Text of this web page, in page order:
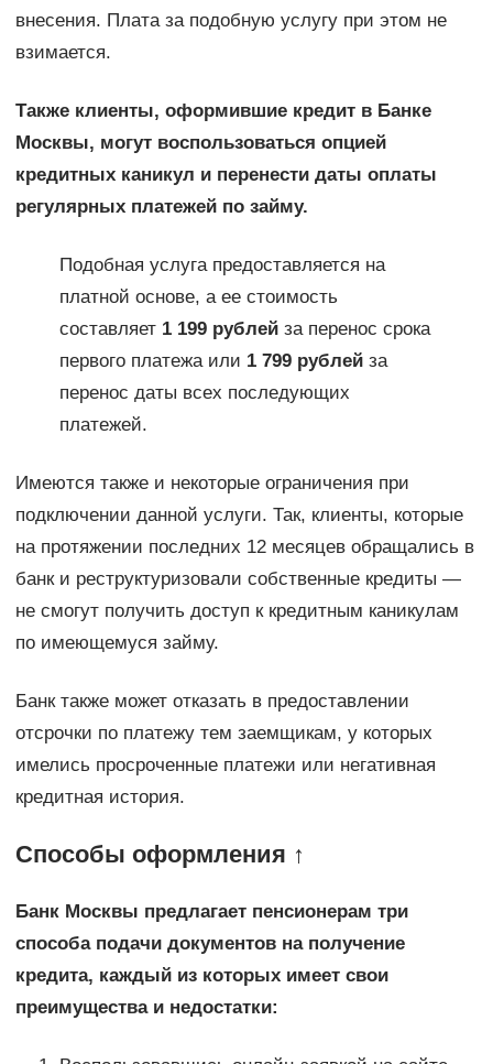
внесения. Плата за подобную услугу при этом не
взимается.
Также клиенты, оформившие кредит в Банке
Москвы, могут воспользоваться опцией
кредитных каникул и перенести даты оплаты
регулярных платежей по займу.
Подобная услуга предоставляется на
платной основе, а ее стоимость
составляет 1 199 рублейза перенос срока
первого платежа или 1 799 рублейза
перенос даты всех последующих
платежей.
Имеются также и некоторые ограничения при
подключении данной услуги. Так, клиенты, которые
на протяжении последних 12 месяцев обращались в
банк и реструктуризовали собственные кредиты —
не смогут получить доступ к кредитным каникулам
по имеющемуся займу.
Банк также может отказать в предоставлении
отсрочки по платежу тем заемщикам, у которых
имелись просроченные платежи или негативная
кредитная история.
Способы оформления ↑
Банк Москвы предлагает пенсионерам три
способа подачи документов на получение
кредита, каждый из которых имеет свои
преимущества и недостатки: